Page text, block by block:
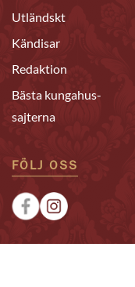
Utländskt
Kändisar
Redaktion
Bästa kungahus-
sajterna
FÖLJ OSS